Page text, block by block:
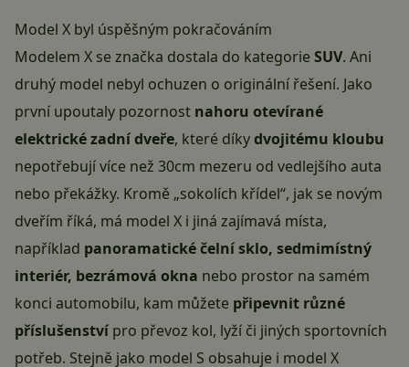
Model X byl úspěšným pokračováním
Modelem X se značka dostala do kategorieSUV. Ani
druhý model nebyl ochuzen o originální řešení. Jako
první upoutaly pozornost nahoru otevírané
elektrické zadní dveře, které díkydvojitému kloubu
nepotřebují více než 30cm mezeru od vedlejšího auta
nebo překážky. Kromě „sokolích křídel“, jak se novým
dveřím říká, má model X i jiná zajímavá místa,
například panoramatické čelní sklo, sedmimístný
interiér, bezrámová okna nebo prostor na samém
konci automobilu, kam můžete připevnit různé
příslušenstvípro převoz kol, lyží či jiných sportovních
potřeb. Stejně jako model S obsahuje i model X